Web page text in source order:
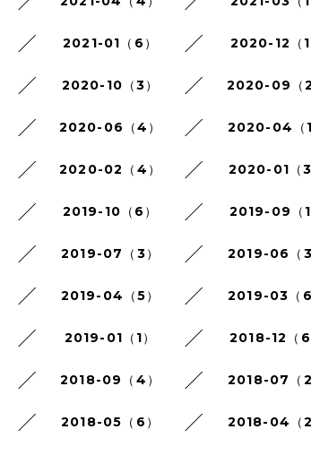
2021-01（6） 2020-12（1
2020-10（3） 2020-09（2
2020-06（4） 2020-04（1
2020-02（4） 2020-01（3
2019-10（6） 2019-09（1
2019-07（3） 2019-06（3
2019-04（5） 2019-03（6
2019-01（1） 2018-12（6
2018-09（4） 2018-07（2
2018-05（6） 2018-04（2